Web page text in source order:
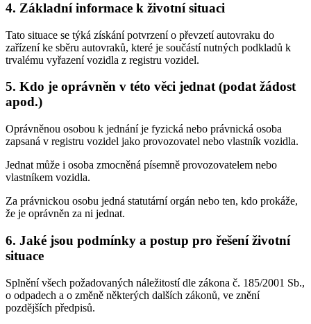
4. Základní informace k životní situaci
Tato situace se týká získání potvrzení o převzetí autovraku do
zařízení ke sběru autovraků, které je součástí nutných podkladů k
trvalému vyřazení vozidla z registru vozidel.
5. Kdo je oprávněn v této věci jednat (podat žádost
apod.)
Oprávněnou osobou k jednání je fyzická nebo právnická osoba
zapsaná v registru vozidel jako provozovatel nebo vlastník vozidla.
Jednat může i osoba zmocněná písemně provozovatelem nebo
vlastníkem vozidla.
Za právnickou osobu jedná statutární orgán nebo ten, kdo prokáže,
že je oprávněn za ni jednat.
6. Jaké jsou podmínky a postup pro řešení životní
situace
Splnění všech požadovaných náležitostí dle zákona č. 185/2001 Sb.,
o odpadech a o změně některých dalších zákonů, ve znění
pozdějších předpisů.